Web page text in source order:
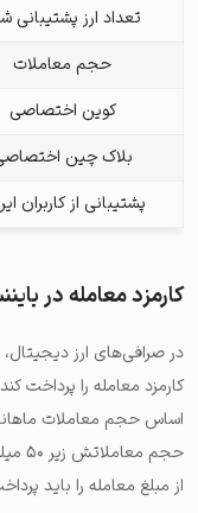
تعداد ارز پشتیبانی
حجم معاملات
کوین اختصاصی
بلاک چین
پشتیبانی از کاربران
کارمزد معامله در
در صرافی‌های ارز
کارمزد معامله را پرداخت
اساس حجم معاملات ماهانه
از مبلغ معامله را باید